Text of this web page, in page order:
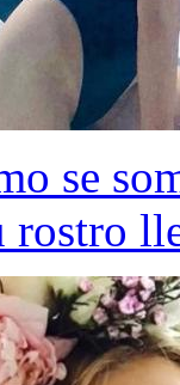
se
rostro